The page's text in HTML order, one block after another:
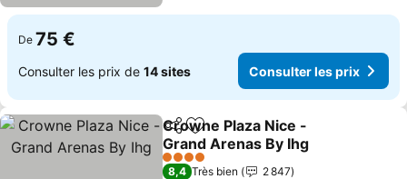
De 75 €
Consulter les prix de 14 sites Consulter les prix
PartagerAjouter à mes favoris
Crowne Plaza Nice -
Grand Arenas By Ihg
Consulter les prix
4 Étoiles
8,4 Très bien
2 847